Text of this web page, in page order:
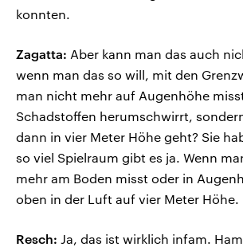
konnten.
Zagatta: Aber kann man das auch
wenn man das so will, mit den
man nicht mehr auf Augenhöhe
Schadstoffen herumschwirrt,
dann in vier Meter Höhe geht? Sie
so viel Spielraum gibt es ja. Wenn
mehr am Boden misst oder in
oben in der Luft auf vier Meter Höhe.
Resch: Ja, das ist wirklich infam.